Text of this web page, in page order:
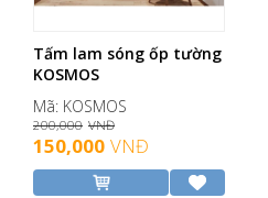
Tấm lam sóng ốp tường
KOSMOS
Mã: KOSMOS
200,000 VNĐ
150,000 VNĐ